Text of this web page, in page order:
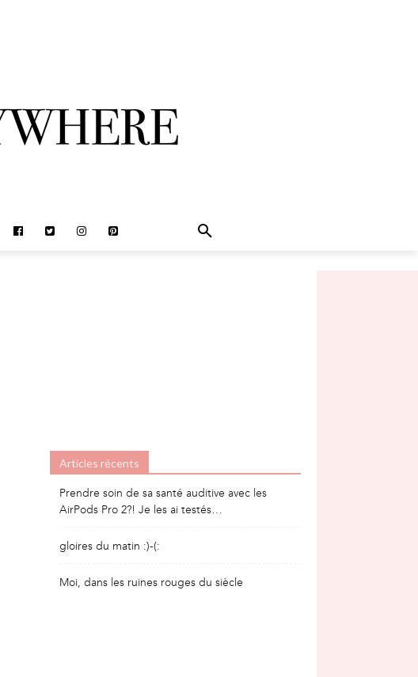
Articles récents
Prendre soin de sa santé auditive avec les
AirPods Pro 2?! Je les ai testés…
gloires du matin :)-(:
Moi, dans les ruines rouges du siècle